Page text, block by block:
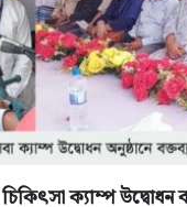
চিকিৎসা ক্যাম্প